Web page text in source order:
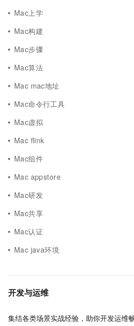
Mac上学
Mac构建
Mac步骤
Mac算法
Mac mac地址
Mac命令行工具
Mac虚拟
Mac flink
Mac组件
Mac appstore
Mac研发
Mac共享
Mac认证
Mac java环境
开发与运维
集结各类场景实战经验，助你开发运维